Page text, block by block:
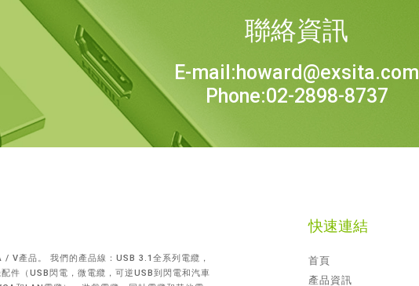
聯絡資訊
E-mail:howard@exsita.com
Phone:02-2898-8737
/ V產品。 我們的產品線：USB 3.1全系列電纜，
件（USB閃電，微電纜，可逆USB到閃電和汽車
快速連結
首頁
產品資訊